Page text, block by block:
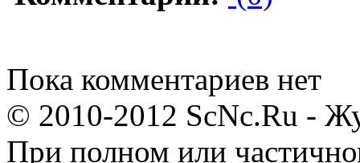
Пока комментариев нет
© 2010-2012 ScNc.Ru -
При полном или